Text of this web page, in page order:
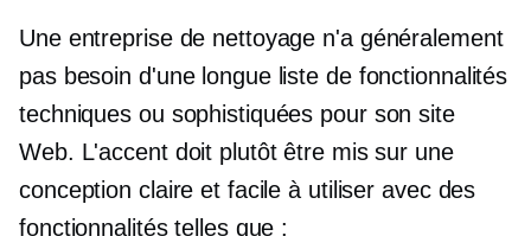
Une entreprise de nettoyage n'a généralement
pas besoin d'une longue liste de fonctionnalités
techniques ou sophistiquées pour son site
Web. L'accent doit plutôt être mis sur une
conception claire et facile à utiliser avec des
fonctionnalités telles que :